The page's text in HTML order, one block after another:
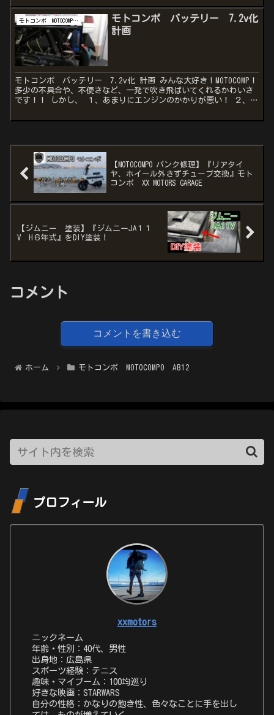
モトコンポ MOTOCOMPO AB12
モトコンポ バッテリー 7.2v化
計画
モトコンポ バッテリー 7.2v化 計画 みんな大好き！MOTOCOMP！
多少の不具合や、不便さなど、一発で吹き飛ばいてくれるかわいさ
です！！ しかし、 １、あまりにエンジンのかかりが悪い！ ２、ラ
【MOTOCOMPO パンク修理】『リアタイ
ヤ、ホイール外さずチューブ交換』モト
コンポ XX MOTORS GARAGE
【ジムニー 塗装】『ジムニーJA１１
V H６年式』をDIY塗装！
コメント
コメントを書き込む
ホーム モトコンポ MOTOCOMPO AB12
プロフィール
xxmotors
ニックネーム
年齢・性別：40代、男性
出身地：広島県
スポーツ経験：テニス
趣味・マイブーム：100均巡り
好きな映画：STARWARS
自分の性格：かなりの飽き性、色々なことに手を出し